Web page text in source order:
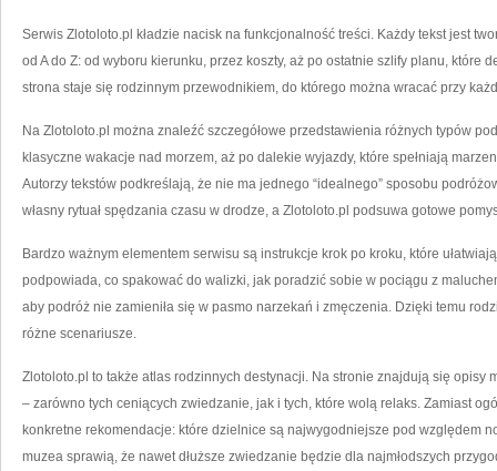
Serwis Zlotoloto.pl kładzie nacisk na funkcjonalność treści. Każdy tekst jest
od A do Z: od wyboru kierunku, przez koszty, aż po ostatnie szlify planu, które
strona staje się rodzinnym przewodnikiem, do którego można wracać przy
Na Zlotoloto.pl można znaleźć szczegółowe przedstawienia różnych typów
klasyczne wakacje nad morzem, aż po dalekie wyjazdy, które spełniają
Autorzy tekstów podkreślają, że nie ma jednego “idealnego” sposobu
własny rytuał spędzania czasu w drodze, a Zlotoloto.pl podsuwa gotowe
Bardzo ważnym elementem serwisu są instrukcje krok po kroku, które
podpowiada, co spakować do walizki, jak poradzić sobie w pociągu z
aby podróż nie zamieniła się w pasmo narzekań i zmęczenia. Dzięki temu
różne scenariusze.
Zlotoloto.pl to także atlas rodzinnych destynacji. Na stronie znajdują się opisy
– zarówno tych ceniących zwiedzanie, jak i tych, które wolą relaks. Zamiast
konkretne rekomendacje: które dzielnice są najwygodniejsze pod względem
muzea sprawią, że nawet dłuższe zwiedzanie będzie dla najmłodszych